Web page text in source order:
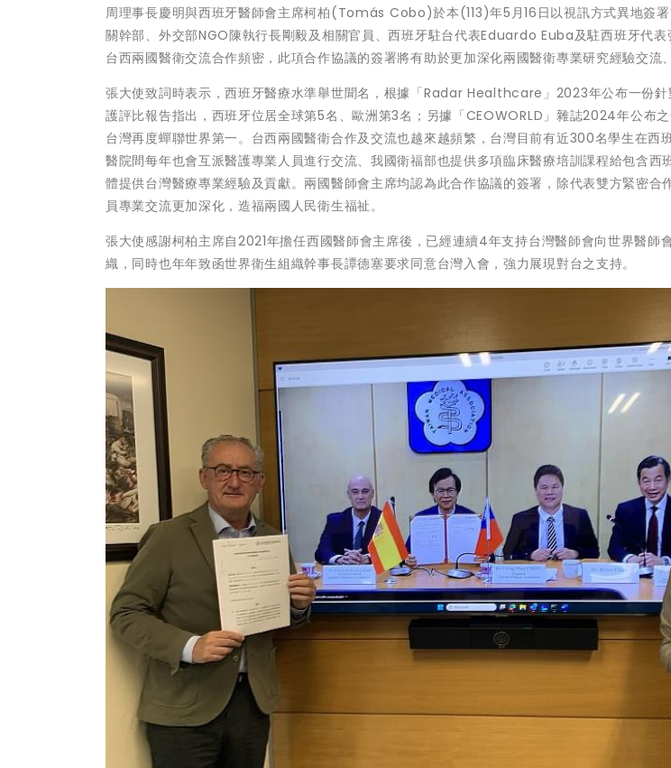
周理事長慶明與西班牙醫師會主席柯柏(Tomás Cobo)於本(113)年5月16日以視訊方式異地簽
關幹部、外交部NGO陳執行長剛毅及相關官員、西班牙駐台代表Eduardo Euba及駐西班牙代表
台西兩國醫衛交流合作頻密，此項合作協議的簽署將有助於更加深化兩國醫衛專業研究經驗交流
張大使致詞時表示，西班牙醫療水準舉世聞名，根據「Radar Healthcare」2023年公布一份針
護評比報告指出，西班牙位居全球第5名、歐洲第3名；另據「CEOWORLD」雜誌2024年公布之
台灣再度蟬聯世界第一。台西兩國醫衛合作及交流也越來越頻繁，台灣目前有近300名學生在西
醫院間每年也會互派醫護專業人員進行交流、我國衛福部也提供多項臨床醫療培訓課程給包含西
體提供台灣醫療專業經驗及貢獻。兩國醫師會主席均認為此合作協議的簽署，除代表雙方緊密合
員專業交流更加深化，造福兩國人民衛生福祉。
張大使感謝柯柏主席自2021年擔任西國醫師會主席後，已經連續4年支持台灣醫師會向世界醫師
織，同時也年年致函世界衛生組織幹事長譚德塞要求同意台灣入會，強力展現對台之支持。